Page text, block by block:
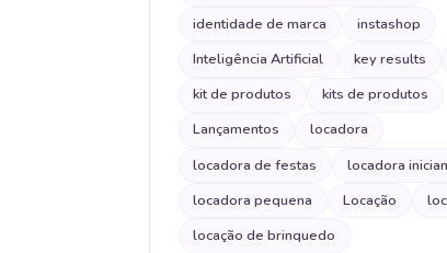
identidade de marca
instashop
Inteligência Artificial
key results
kit de produtos
kits de produtos
Lançamentos
locadora
locadora de festas
locadora
locadora pequena
Locação
locação de brinquedo